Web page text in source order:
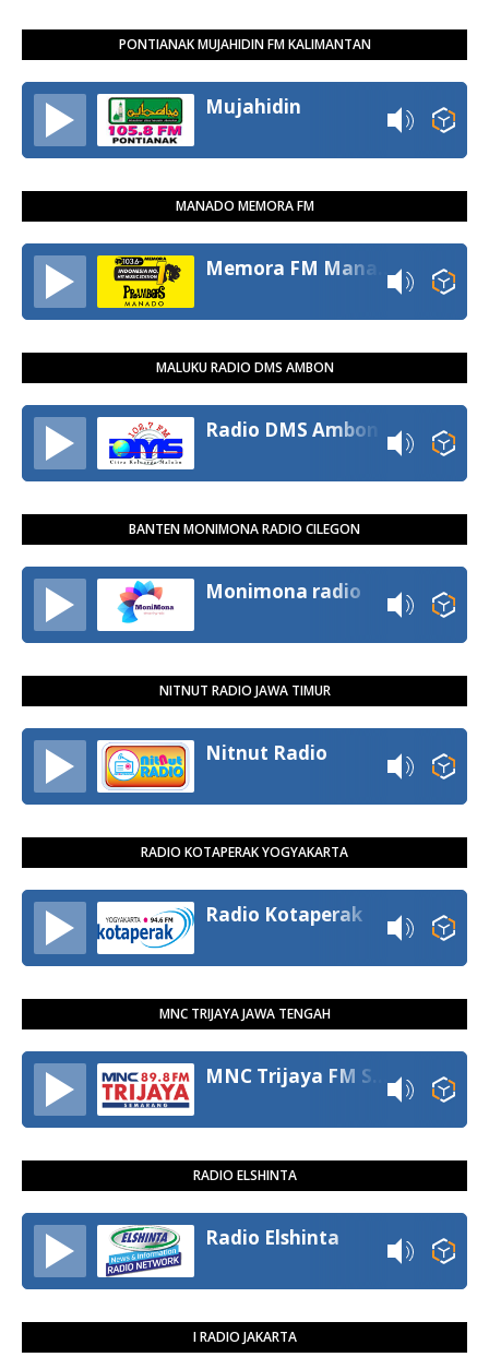
PONTIANAK MUJAHIDIN FM KALIMANTAN
Mujahidin
MANADO MEMORA FM
MALUKU RADIO DMS AMBON
Radio DMS Ambon
BANTEN MONIMONA RADIO CILEGON
Monimona radio
NITNUT RADIO JAWA TIMUR
Nitnut Radio
RADIO KOTAPERAK YOGYAKARTA
Radio Kotaperak
MNC TRIJAYA JAWA TENGAH
RADIO ELSHINTA
Radio Elshinta
I RADIO JAKARTA